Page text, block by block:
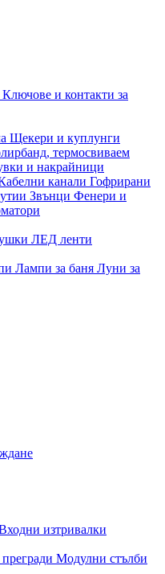
Ключове и контакти за
Щекери и куплунги
термосвиваем
и накрайници
канали Гофрирани
Звънци Фенери и
ЛЕД ленти
Лампи за баня Луни за
изтривалки
Модулни стълби